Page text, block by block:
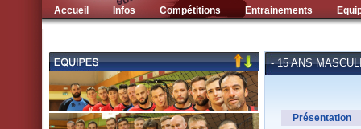
Accueil Infos Compétitions Entrainements
- 15 ANS
Présentation